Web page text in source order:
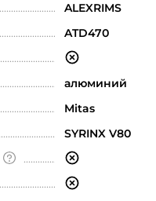
ALEXRIMS
ATD470
алюминий
Mitas
SYRINX V80